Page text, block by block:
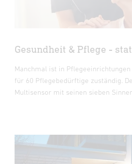
Gesundheit & Pflege -
Manchmal ist in
für 60 Pflegebedürftige zuständig.
Multisensor mit seinen sieben